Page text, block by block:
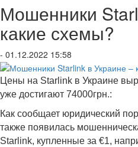
Мошенники
какие схемы?
- 01.12.2022 15:58
Цены на Starlink в Украине
уже достигают 74000грн.:
Как сообщает юридический
также появилась
Starlink, купленные за €1,